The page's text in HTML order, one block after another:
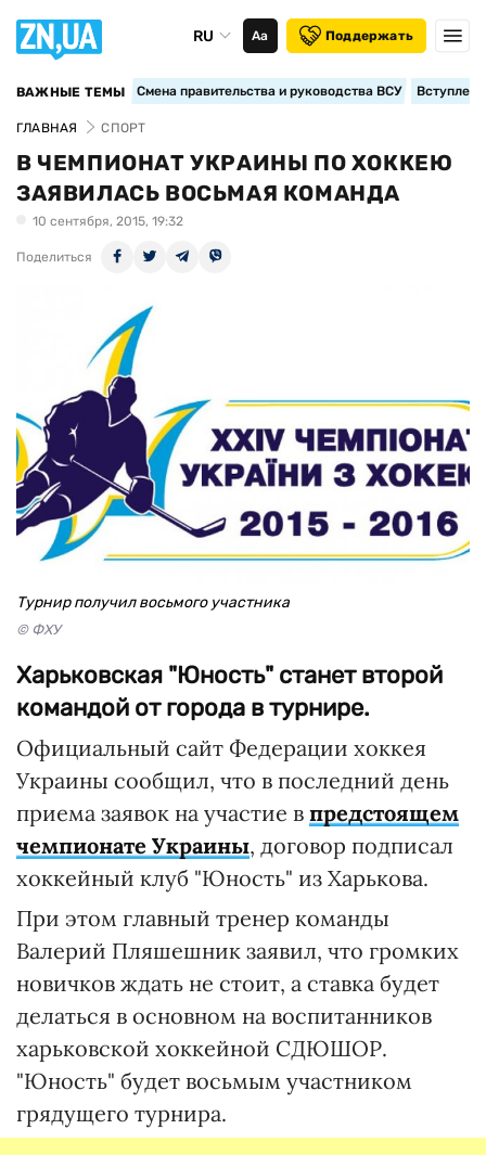
RU Аа Поддержать
ВАЖНЫЕ ТЕМЫ Смена правительства и руководства ВСУ
ГЛАВНАЯ СПОРТ
В ЧЕМПИОНАТ УКРАИНЫ ПО ХОККЕЮ
ЗАЯВИЛАСЬ ВОСЬМАЯ КОМАНДА
10 сентября, 2015, 19:32
Поделиться
Турнир получил восьмого участника
© ФХУ
Харьковская "Юность" станет второй
командой от города в турнире.
Официальный сайт Федерации хоккея
Украины сообщил, что в последний день
приема заявок на участие в предстоящем
чемпионате Украины, договор подписал
хоккейный клуб "Юность" из Харькова.
При этом главный тренер команды
Валерий Пляшешник заявил, что громких
новичков ждать не стоит, а ставка будет
делаться в основном на воспитанников
харьковской хоккейной СДЮШОР.
"Юность" будет восьмым участником
грядущего турнира.